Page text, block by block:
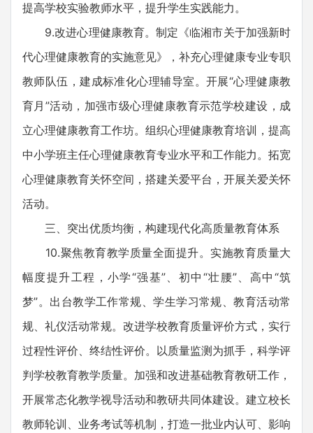
提高学校实验教师水平，提升学生实践能力。
9.改进心理健康教育。制定《临湘市关于加强新时
代心理健康教育的实施意见》，补充心理健康专业专职
教师队伍，建成标准化心理辅导室。开展“心理健康教
育月”活动，加强市级心理健康教育示范学校建设，成
立心理健康教育工作坊。组织心理健康教育培训，提高
中小学班主任心理健康教育专业水平和工作能力。拓宽
心理健康教育关怀空间，搭建关爱平台，开展关爱关怀
活动。
三、突出优质均衡，构建现代化高质量教育体系
10.聚焦教育教学质量全面提升。实施教育质量大
幅度提升工程，小学“强基”、初中“壮腰”、高中“筑
梦”。出台教学工作常规、学生学习常规、教育活动常
规、礼仪活动常规。改进学校教育质量评价方式，实行
过程性评价、终结性评价。以质量监测为抓手，科学评
判学校教育教学质量。加强和改进基础教育教研工作，
开展常态化教学视导活动和教研共同体建设。建立校长
教师轮训、业务考试等机制，打造一批业内认可、影响